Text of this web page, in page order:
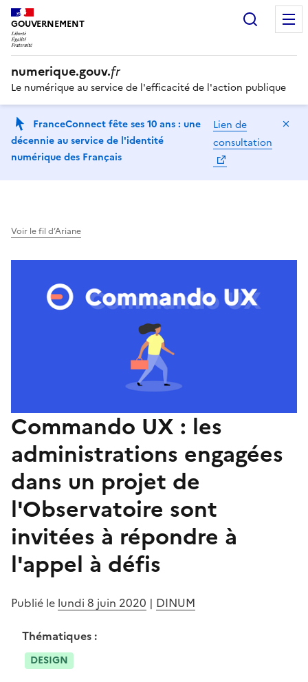
GOUVERNEMENT
numerique.gouv.fr
Le numérique au service de l'efficacité de l'action publique
FranceConnect fête ses 10 ans : une
décennie au service de l'identité
numérique des Français
Lien de
consultation
Voir le fil d’Ariane
Commando UX : les
administrations engagées
dans un projet de
l'Observatoire sont
invitées à répondre à
l'appel à défis
Publié le lundi 8 juin 2020 | DINUM
Thématiques :
DESIGN